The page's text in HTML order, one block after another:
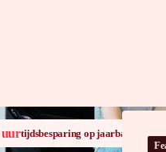
uurtijdsbesparing op jaarbasis